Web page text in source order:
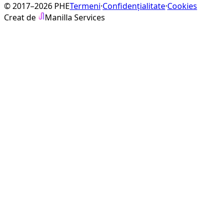
© 2017–2026 PHETermeni·Confidențialitate·Cookies
Creat de
Manilla Services